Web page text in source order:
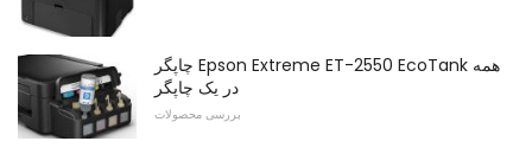
چاپگر Epson Extreme ET-2550 EcoTank همه
در یک چاپگر
بررسی محصولات